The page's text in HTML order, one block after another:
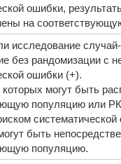
ошибки,
на
исследование
без рандомизации с
ошибки (+).
которых могут быть
популяцию или
быть
популяцию.